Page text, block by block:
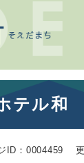
ニューを飛ばして
テル和
ID：0004459